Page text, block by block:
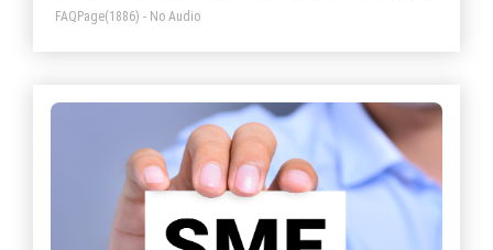
FAQPage(1886) - No Audio